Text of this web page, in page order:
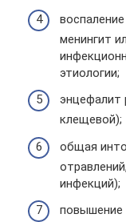
менингит
этиологии;
энцефалит
клещевой);
общая
инфекций);
повышение